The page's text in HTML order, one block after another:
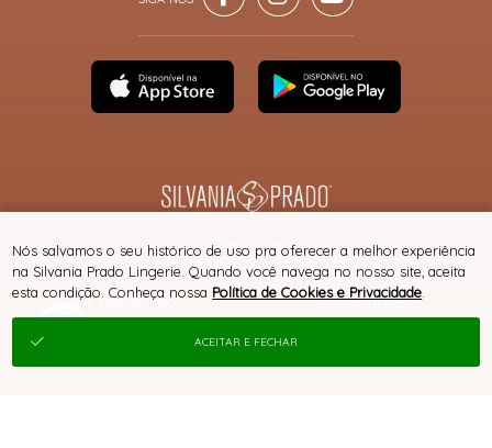
SITE 100% SEGURO PLATAFORMA B2B
® TODOS DIREITOS RESERVADOS
Nós salvamos o seu histórico de uso pra oferecer a melhor experiência
na Silvania Prado Lingerie. Quando você navega no nosso site, aceita
esta condição. Conheça nossa Política de Cookies e Privacidade
ACEITAR E FECHAR